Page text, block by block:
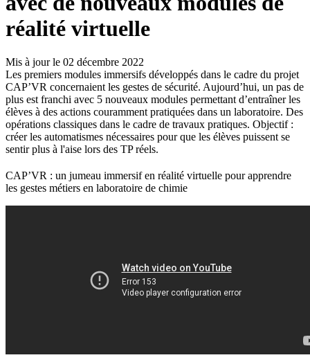
réalité virtuelle
Mis à jour le 02 décembre 2022
Les premiers modules immersifs développés dans le cadre du projet
CAP’VR concernaient les gestes de sécurité. Aujourd’hui, un pas de
plus est franchi avec 5 nouveaux modules permettant d’entraîner les
élèves à des actions couramment pratiquées dans un laboratoire. Des
opérations classiques dans le cadre de travaux pratiques. Objectif :
créer les automatismes nécessaires pour que les élèves puissent se
sentir plus à l'aise lors des TP réels.
CAP’VR : un jumeau immersif en réalité virtuelle pour apprendre
les gestes métiers en laboratoire de chimie